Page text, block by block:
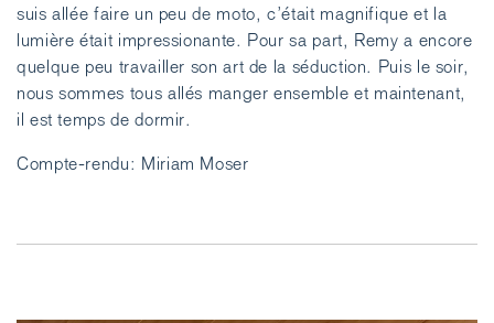
suis allée faire un peu de moto, c’était magnifique et la
lumière était impressionante. Pour sa part, Remy a encore
quelque peu travailler son art de la séduction. Puis le soir,
nous sommes tous allés manger ensemble et maintenant,
il est temps de dormir.
Compte-rendu: Miriam Moser